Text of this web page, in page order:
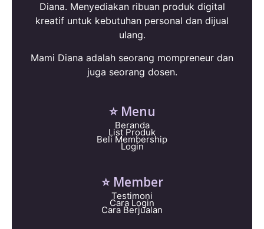
Diana. Menyediakan ribuan produk digital
kreatif untuk kebutuhan personal dan dijual
ulang.
Mami Diana adalah seorang mompreneur dan
juga seorang dosen.
⭐ Menu
Beranda
List Produk
Beli Membership
Login
⭐ Member
Testimoni
Cara Login
Cara Berjualan